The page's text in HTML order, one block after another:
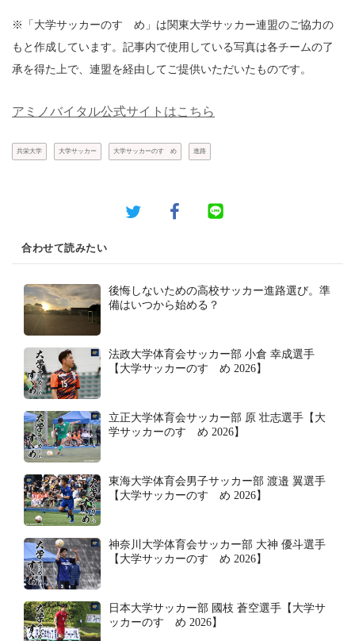
※「大学サッカーのすゝめ」は関東大学サッカー連盟のご協力の
もと作成しています。記事内で使用している写真は各チームの了
承を得た上で、連盟を経由してご提供いただいたものです。
アミノバイタル公式サイトはこちら
共栄大学 大学サッカー 大学サッカーのすゝめ 進路
合わせて読みたい
後悔しないための高校サッカー進路選び。準
備はいつから始める？
法政大学体育会サッカー部 小倉 幸成選手
【大学サッカーのすゝめ 2026】
立正大学体育会サッカー部 原 壮志選手【大
学サッカーのすゝめ 2026】
東海大学体育会男子サッカー部 渡邉 翼選手
【大学サッカーのすゝめ 2026】
神奈川大学体育会サッカー部 大神 優斗選手
【大学サッカーのすゝめ 2026】
日本大学サッカー部 國枝 蒼空選手【大学サ
ッカーのすゝめ 2026】